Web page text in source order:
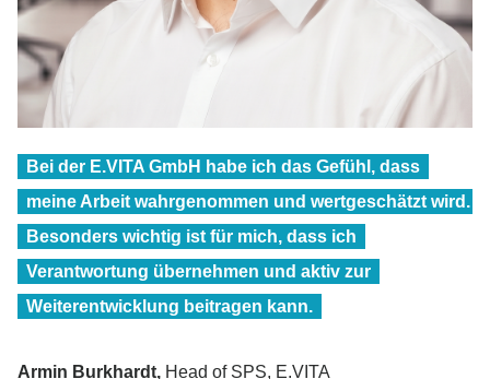
Bei der E.VITA GmbH habe ich das Gefühl, dass
meine Arbeit wahrgenommen und wertgeschätzt wird.
Besonders wichtig ist für mich, dass ich
Verantwortung übernehmen und aktiv zur
Weiterentwicklung beitragen kann.
Armin Burkhardt Head of SPS, E.VITA